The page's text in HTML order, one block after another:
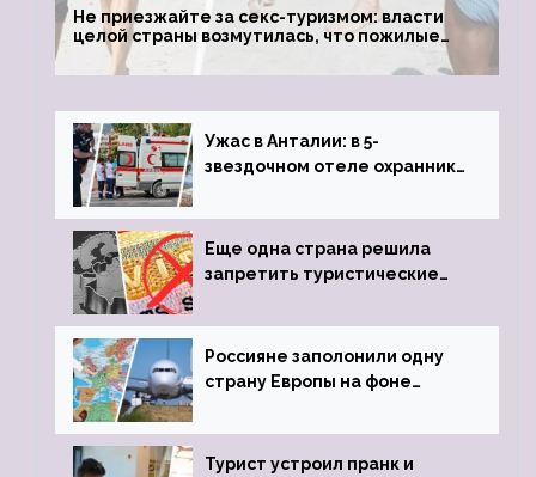
Не приезжайте за секс-туризмом: власти
целой страны возмутилась, что пожилые
туристки массово едут к ним, чтобы
обзавестись молодыми любовниками
Ужас в Анталии: в 5-
звездочном отеле охранник
пистолета
Еще одна страна решила
запретить туристические
Россияне заполонили одну
страну Европы на фоне
виз
Турист устроил пранк и